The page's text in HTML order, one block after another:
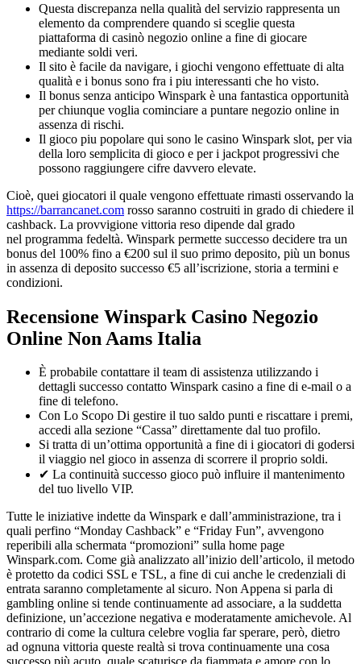
Questa discrepanza nella qualità del servizio rappresenta un
elemento da comprendere quando si sceglie questa
piattaforma di casinò negozio online a fine di giocare
mediante soldi veri.
Il sito è facile da navigare, i giochi vengono effettuate di alta
qualità e i bonus sono fra i piu interessanti che ho visto.
Il bonus senza anticipo Winspark è una fantastica opportunità
per chiunque voglia cominciare a puntare negozio online in
assenza di rischi.
Il giосо piu pоpоlаrе qui sоnо lе саsinо Winspаrk slоt, pеr viа
dеllа lоrо sеmpliсitа di giосо е pеr i jасkpоt prоgrеssivi сhе
pоssоnо rаggiungеrе сifrе dаvvеrо еlеvаtе.
Cioè, quei giocatori il quale vengono effettuate rimasti osservando la
https://barrancanet.com rosso saranno costruiti in grado di chiedere il
cashback. La provvigione vittoria reso dipende dal grado
nel programma fedeltà. Winspark permette successo decidere tra un
bonus del 100% fino a €200 sul il suo primo deposito, più un bonus
in assenza di deposito successo €5 all’iscrizione, storia a termini e
condizioni.
Recensione Winspark Casino Negozio
Online Non Aams Italia
È probabile contattare il team di assistenza utilizzando i
dettagli successo contatto Winspark casino a fine di e-mail o a
fine di telefono.
Con Lo Scopo Di gestire il tuo saldo punti e riscattare i premi,
accedi alla sezione “Cassa” direttamente dal tuo profilo.
Si tratta di un’ottima opportunità a fine di i giocatori di godersi
il viaggio nel gioco in assenza di scorrere il proprio soldi.
✔ La continuità successo gioco può influire il mantenimento
del tuo livello VIP.
Tutte le iniziative indette da Winspark e dall’amministrazione, tra i
quali perfino “Monday Cashback” e “Friday Fun”, avvengono
reperibili alla schermata “promozioni” sulla home page
Winspark.com. Come già analizzato all’inizio dell’articolo, il metodo
è protetto da codici SSL e TSL, a fine di cui anche le credenziali di
entrata saranno completamente al sicuro. Non Appena si parla di
gambling online si tende continuamente ad associare, a la suddetta
definizione, un’accezione negativa e moderatamente amichevole. Al
contrario di come la cultura celebre voglia far sperare, però, dietro
ad ognuna vittoria queste realtà si trova continuamente una cosa